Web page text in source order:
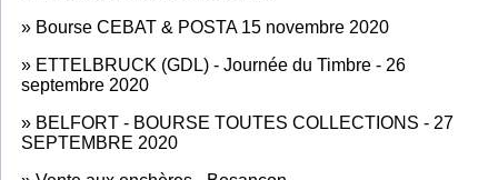
» Bourse CEBAT & POSTA 15 novembre 2020
» ETTELBRUCK (GDL) - Journée du Timbre - 26
septembre 2020
» BELFORT - BOURSE TOUTES COLLECTIONS - 27
SEPTEMBRE 2020